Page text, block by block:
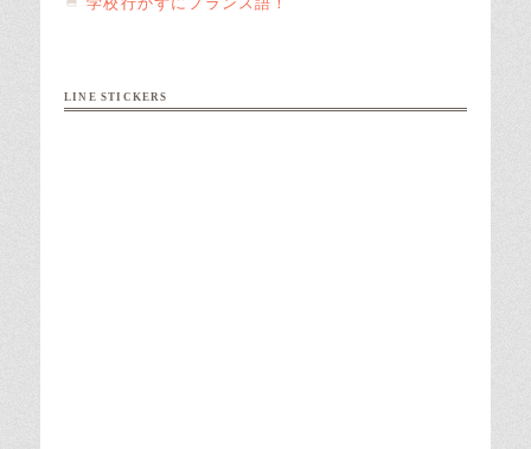
LINE STICKERS